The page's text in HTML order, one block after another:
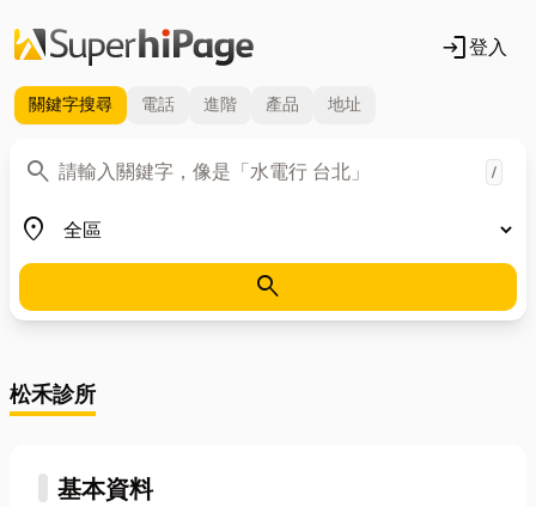
login登入
關鍵字搜尋 電話 進階 產品 地址
search
關鍵字 /
place
地區
search
松禾診所
基本資料